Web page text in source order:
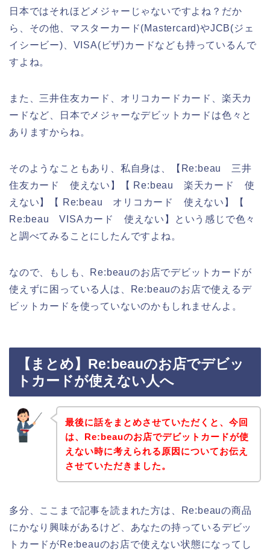
日本ではそれほどメジャーじゃないですよね？だか
ら、その他、マスターカード(Mastercard)やJCB(ジェ
イシービー)、VISA(ビザ)カードなども持っているんで
すよね。
また、三井住友カード、オリコカードカード、楽天カ
ードなど、日本でメジャーなデビットカードは色々と
ありますからね。
そのようなこともあり、私自身は、【Re:beau 三井
住友カード 使えない】【 Re:beau 楽天カード 使
えない】【 Re:beau オリコカード 使えない】【
Re:beau VISAカード 使えない】という感じで色々
と調べてみることにしたんですよね。
なので、もしも、Re:beauのお店でデビットカードが
使えずに困っている人は、Re:beauのお店で使えるデ
ビットカードを使っていないのかもしれませんよ。
【まとめ】Re:beauのお店でデビッ
トカードが使えない人へ
最後に話をまとめさせていただくと、今回
は、Re:beauのお店でデビットカードが使
えない時に考えられる原因についてお伝え
させていただきました。
多分、ここまで記事を読まれた方は、Re:beauの商品
にかなり興味があるけど、あなたの持っているデビッ
トカードがRe:beauのお店で使えない状態になってし